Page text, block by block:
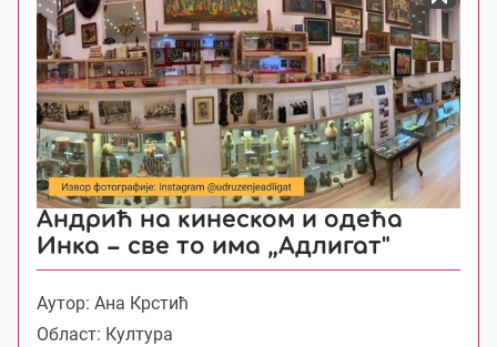
Андрић на кинеском и одећа
Инка – све то има „Адлигат"
Аутор: Ана Крстић
Област: Култура